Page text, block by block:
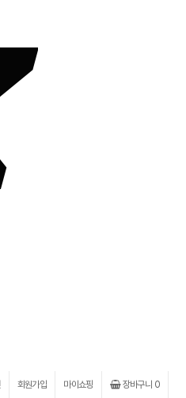
장바구니 0
마이쇼핑
회원가입